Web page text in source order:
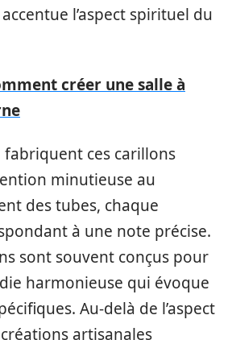
l’aspect spirituel du
créer une salle à
fabriquent ces carillons
minutieuse au
des tubes, chaque
à une note précise.
sont souvent conçus pour
harmonieuse qui évoque
Au-delà de l’aspect
artisanales